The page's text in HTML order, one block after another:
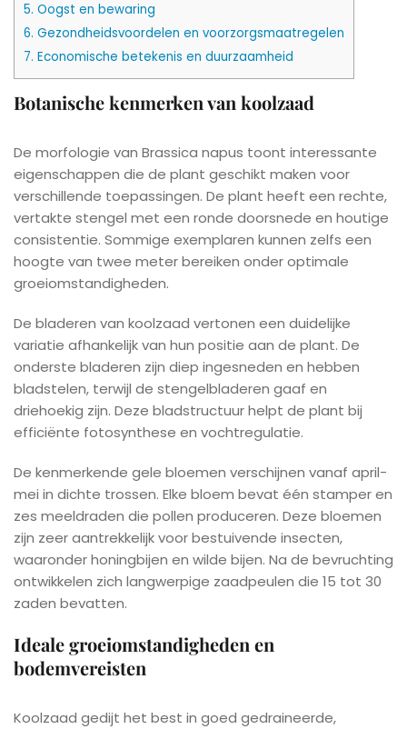
5. Oogst en bewaring
6. Gezondheidsvoordelen en voorzorgsmaatregelen
7. Economische betekenis en duurzaamheid
Botanische kenmerken van koolzaad
De morfologie van Brassica napus toont interessante
eigenschappen die de plant geschikt maken voor
verschillende toepassingen. De plant heeft een rechte,
vertakte stengel met een ronde doorsnede en houtige
consistentie. Sommige exemplaren kunnen zelfs een
hoogte van twee meter bereiken onder optimale
groeiomstandigheden.
De bladeren van koolzaad vertonen een duidelijke
variatie afhankelijk van hun positie aan de plant. De
onderste bladeren zijn diep ingesneden en hebben
bladstelen, terwijl de stengelbladeren gaaf en
driehoekig zijn. Deze bladstructuur helpt de plant bij
efficiënte fotosynthese en vochtregulatie.
De kenmerkende gele bloemen verschijnen vanaf april-
mei in dichte trossen. Elke bloem bevat één stamper en
zes meeldraden die pollen produceren. Deze bloemen
zijn zeer aantrekkelijk voor bestuivende insecten,
waaronder honingbijen en wilde bijen. Na de bevruchting
ontwikkelen zich langwerpige zaadpeulen die 15 tot 30
zaden bevatten.
Ideale groeiomstandigheden en
bodemvereisten
Koolzaad gedijt het best in goed gedraineerde,